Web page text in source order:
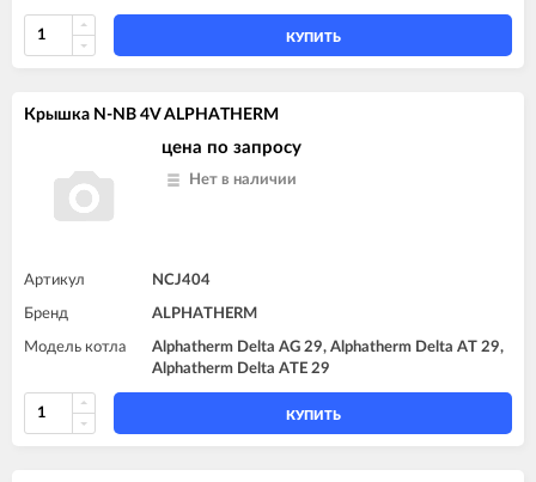
КУПИТЬ
Крышка N-NB 4V ALPHATHERM
цена по запросу
Нет в наличии
Артикул NCJ404
Бренд ALPHATHERM
Модель котла
Alphatherm Delta AG 29, Alphatherm Delta AT 29,
Alphatherm Delta ATE 29
КУПИТЬ